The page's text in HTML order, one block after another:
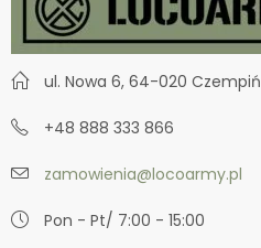
ul. Nowa 6, 64-020 Czempiń
+48 888 333 866
zamowienia@locoarmy.pl
Pon - Pt/ 7:00 - 15:00